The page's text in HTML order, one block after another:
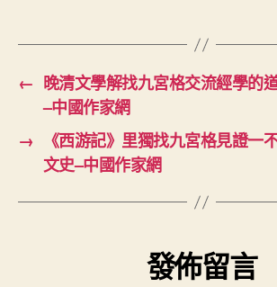
← 晚清文學解找九宮格交流經學的
–中國作家網
→
《西游記》里獨找九宮格見證一
文史–中國作家網
發佈留言